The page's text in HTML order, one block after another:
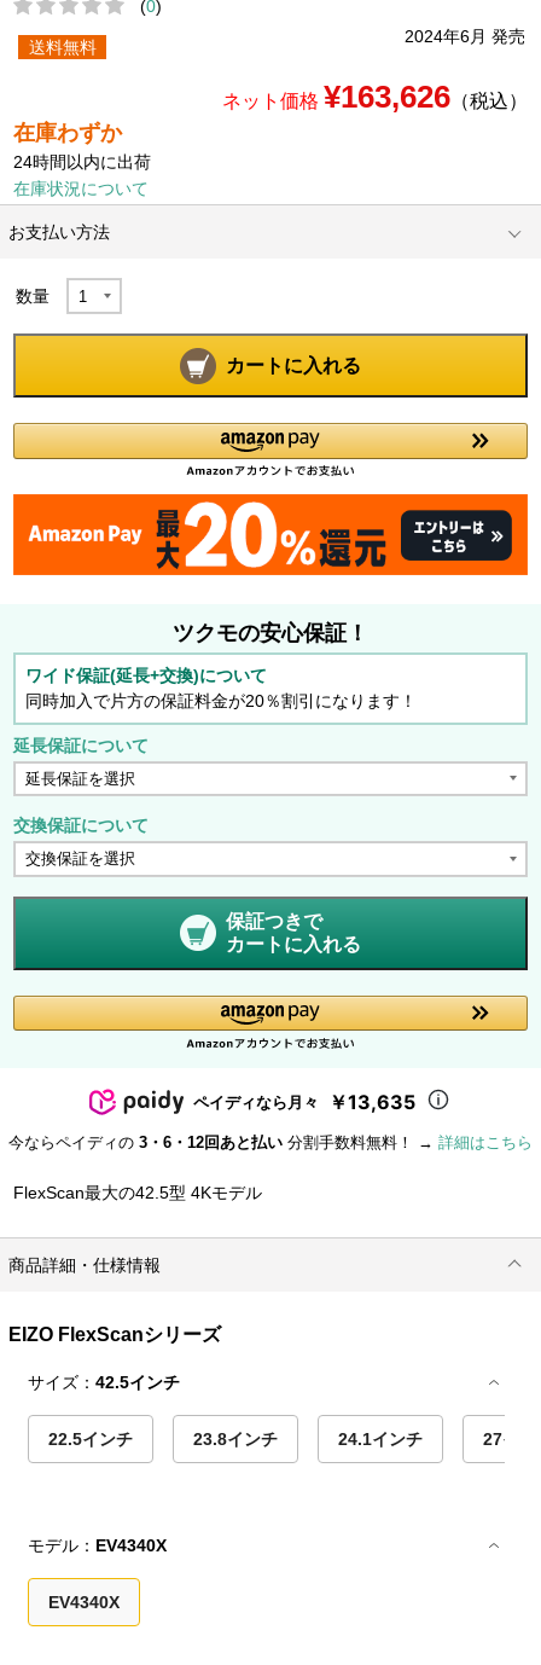
(0)
2024年6月 発売
送料無料
ネット価格 ¥163,626（税込）
在庫わずか
24時間以内に出荷
在庫状況について
お支払い方法
数量
カートに入れる
ツクモの安心保証！
ワイド保証(延長+交換)について
同時加入で片方の保証料金が20％割引になります！
延長保証について
交換保証について
保証つきで
カートに入れる
ペイディなら月々 ￥13,635
今ならペイディの 3・6・12回あと払い 分割手数料無料！ → 詳細はこちら
FlexScan最大の42.5型 4Kモデル
商品詳細・仕様情報
EIZO FlexScanシリーズ
サイズ：42.5インチ
22.5インチ 23.8インチ 24.1インチ 27イン
モデル： EV4340X
EV4340X